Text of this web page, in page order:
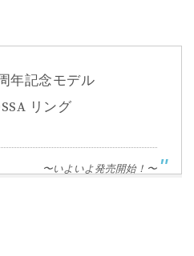
年記念モデル
リング
〜いよいよ発売開始！〜